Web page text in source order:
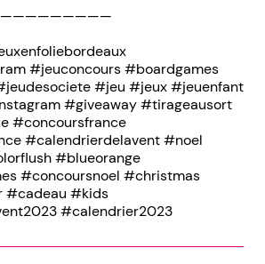
#jeuconcours #boardgames
#jeu #jeux #jeuenfant
#giveaway #tirageausort
#concoursfrance
#calendrierdelavent #noel
#blueorange
#concoursnoel #christmas
#cadeau #kids
#calendrier2023